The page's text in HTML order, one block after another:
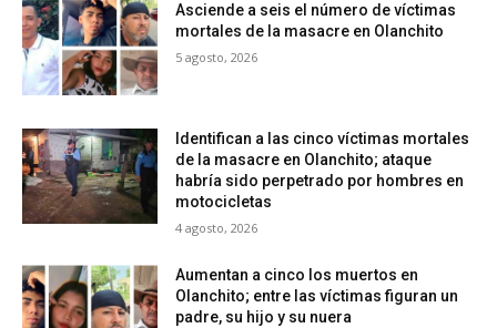
Asciende a seis el número de víctimas
mortales de la masacre en Olanchito
5 agosto, 2026
Identifican a las cinco víctimas mortales
de la masacre en Olanchito; ataque
habría sido perpetrado por hombres en
motocicletas
4 agosto, 2026
Aumentan a cinco los muertos en
Olanchito; entre las víctimas figuran un
padre, su hijo y su nuera